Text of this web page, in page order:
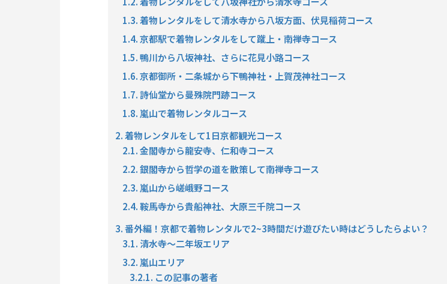
1.3. 着物レンタルをして清水寺から八坂方面、伏見稲荷コース
1.4. 京都駅で着物レンタルをして蹴上・南禅寺コース
1.5. 鴨川から八坂神社、さらに花見小路コース
1.6. 京都御所・二条城から下鴨神社・上賀茂神社コース
1.7. 詩仙堂から曼殊院門跡コース
1.8. 嵐山で着物レンタルコース
2. 着物レンタルをして1日京都観光コース
2.1. 金閣寺から龍安寺、仁和寺コース
2.2. 銀閣寺から哲学の道を散策して南禅寺コース
2.3. 嵐山から嵯峨野コース
2.4. 鞍馬寺から貴船神社、大原三千院コース
3. 番外編！京都で着物レンタルで2~3時間だけ遊びたい時はどうしたらよい？
3.1. 清水寺〜二年坂エリア
3.2. 嵐山エリア
3.2.1. この記事の著者